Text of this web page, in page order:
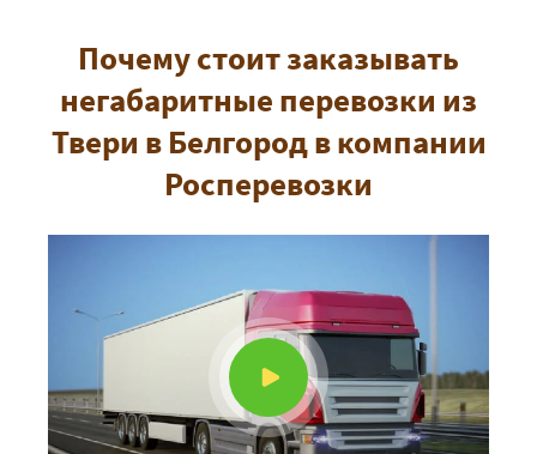
Почему стоит заказывать
негабаритные перевозки из
Твери в Белгород в компании
Росперевозки